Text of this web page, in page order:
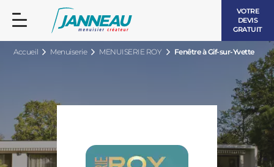
VOTRE
DEVIS
GRATUIT
Accueil Menuiserie MENUISERIE ROY Fenêtre à Gif-sur-Yvette
FENÊTRES ET PORTES-FENÊTRES
LES CONTEMPORAINES